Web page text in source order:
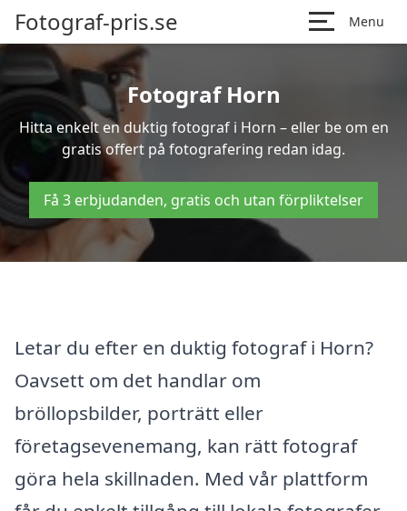
Fotograf-pris.se Menu
Fotograf Horn
Hitta enkelt en duktig fotograf i Horn – eller be om en
gratis offert på fotografering redan idag.
Få 3 erbjudanden, gratis och utan förpliktelser
Letar du efter en duktig fotograf i Horn?
Oavsett om det handlar om
bröllopsbilder, porträtt eller
företagsevenemang, kan rätt fotograf
göra hela skillnaden. Med vår plattform